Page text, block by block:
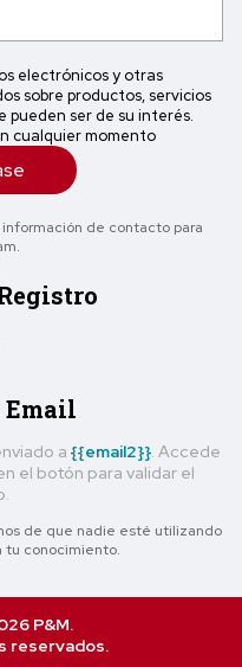
electrónicos y otras
sobre productos, servicios
pueden ser de su interés.
cualquier momento
de contacto para
Email
a {{email2}} . Accede
el botón para validar el
de que nadie esté utilizando
tu conocimiento.
P&M.
reservados.